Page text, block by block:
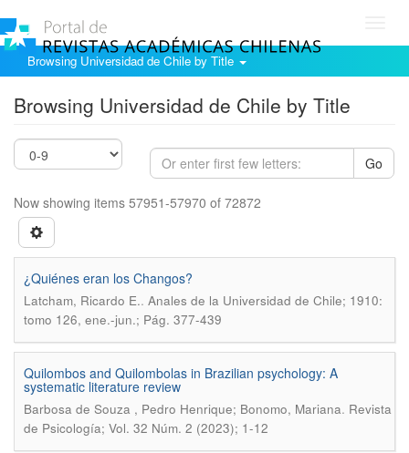
Browsing Universidad de Chile by Title
Browsing Universidad de Chile by Title
Go
Now showing items 57951-57970 of 72872
¿Quiénes eran los Changos?
Latcham, Ricardo E.. Anales de la Universidad de Chile; 1910:
tomo 126, ene.-jun.; Pág. 377-439
Quilombos and Quilombolas in Brazilian psychology: A
systematic literature review
Barbosa de Souza , Pedro Henrique; Bonomo, Mariana. Revista
de Psicología; Vol. 32 Núm. 2 (2023); 1-12